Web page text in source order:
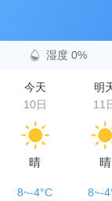
湿度 0%
今天
10日
明
11
晴 晴
8~-4°C 8~-